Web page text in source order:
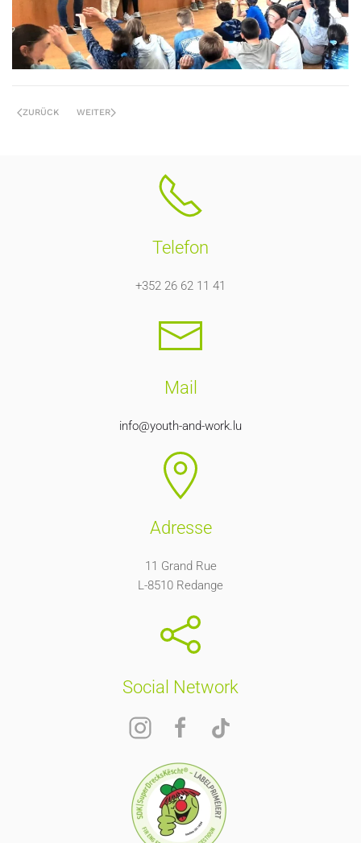
ZURÜCK WEITER
Telefon
+352 26 62 11 41
Mail
info@youth-and-work.lu
Adresse
11 Grand Rue
L-8510 Redange
Social Network